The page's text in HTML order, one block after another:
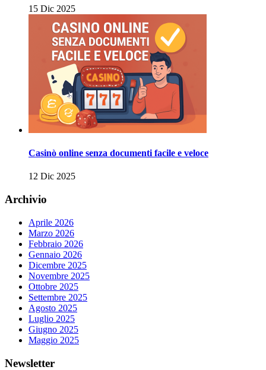
15 Dic 2025
Casinò online senza documenti facile e veloce
12 Dic 2025
Archivio
Aprile 2026
Marzo 2026
Febbraio 2026
Gennaio 2026
Dicembre 2025
Novembre 2025
Ottobre 2025
Settembre 2025
Agosto 2025
Luglio 2025
Giugno 2025
Maggio 2025
Newsletter